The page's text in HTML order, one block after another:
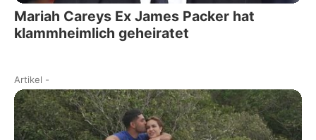
Mariah Careys Ex James Packer hat
klammheimlich geheiratet
Artikel -